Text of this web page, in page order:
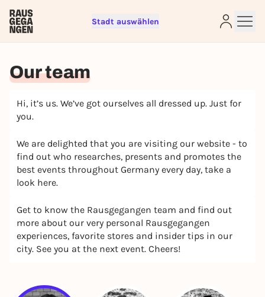
Stadt auswählen
Our team
Hi, it’s us. We’ve got ourselves all dressed up. Just for
you.
We are delighted that you are visiting our website - to
find out who researches, presents and promotes the
best events throughout Germany every day, take a
look here.
Get to know the Rausgegangen team and find out
more about our very personal Rausgegangen
experiences, favorite stores and insider tips in our
city. See you at the next event. Cheers!
Sign up for free and get started
To like events, follow pages, or participate in
REGISTER FOR FREE NOW
You already have an account?Log in now